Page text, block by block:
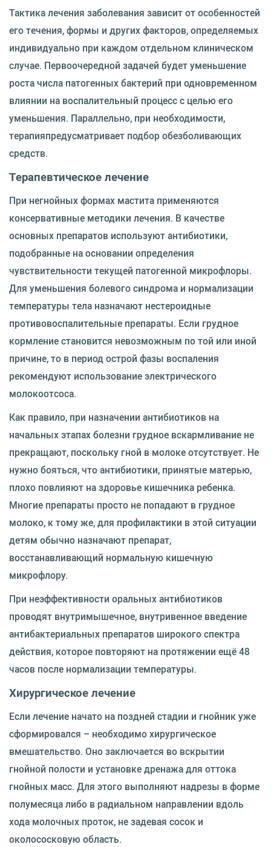
Тактика лечения заболевания зависит от особенностей
его течения, формы и других факторов, определяемых
индивидуально при каждом отдельном клиническом
случае. Первоочередной задачей будет уменьшение
роста числа патогенных бактерий при одновременном
влиянии на воспалительный процесс с целью его
уменьшения. Параллельно, при необходимости,
терапияпредусматривает подбор обезболивающих
средств.
Терапевтическое лечение
При негнойных формах мастита применяются
консервативные методики лечения. В качестве
основных препаратов используют антибиотики,
подобранные на основании определения
чувствительности текущей патогенной микрофлоры.
Для уменьшения болевого синдрома и нормализации
температуры тела назначают нестероидные
противовоспалительные препараты. Если грудное
кормление становится невозможным по той или иной
причине, то в период острой фазы воспаления
рекомендуют использование электрического
молокоотсоса.
Как правило, при назначении антибиотиков на
начальных этапах болезни грудное вскармливание не
прекращают, поскольку гной в молоке отсутствует. Не
нужно бояться, что антибиотики, принятые матерью,
плохо повлияют на здоровье кишечника ребенка.
Многие препараты просто не попадают в грудное
молоко, к тому же, для профилактики в этой ситуации
детям обычно назначают препарат,
восстанавливающий нормальную кишечную
микрофлору.
При неэффективности оральных антибиотиков
проводят внутримышечное, внутривенное введение
антибактериальных препаратов широкого спектра
действия, которое повторяют на протяжении ещё 48
часов после нормализации температуры.
Хирургическое лечение
Если лечение начато на поздней стадии и гнойник уже
сформировался – необходимо хирургическое
вмешательство. Оно заключается во вскрытии
гнойной полости и установке дренажа для оттока
гнойных масс. Для этого выполняют надрезы в форме
полумесяца либо в радиальном направлении вдоль
хода молочных проток, не задевая сосок и
околососковую область.